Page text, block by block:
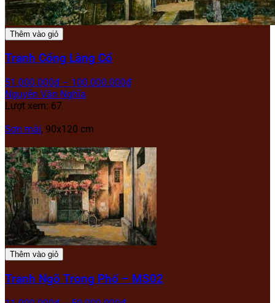
Thêm vào giỏ
Tranh Cổng Làng Cổ
51.000.000₫ – 100.000.000₫
Nguyễn Văn Nghĩa
Lượt xem: 67
Sơn mài, 90x120 cm
Thêm vào giỏ
Tranh Ngõ Trong Phố – MS02